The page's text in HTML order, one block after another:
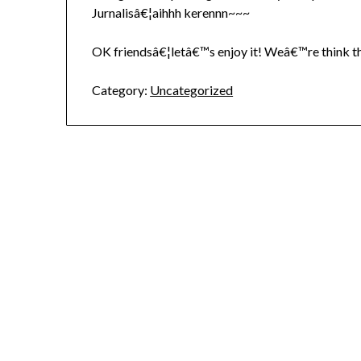
Jurnalisâ€¦aihhh kerennn~~~
OK friendsâ€¦letâ€™s enjoy it! Weâ€™re think
Category: Uncategorized